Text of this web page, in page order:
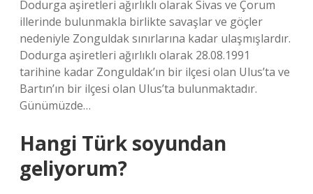
Dodurga aşiretleri ağırlıklı olarak Sivas ve Çorum
illerinde bulunmakla birlikte savaşlar ve göçler
nedeniyle Zonguldak sınırlarına kadar ulaşmışlardır.
Dodurga aşiretleri ağırlıklı olarak 28.08.1991
tarihine kadar Zonguldak’ın bir ilçesi olan Ulus’ta ve
Bartın’ın bir ilçesi olan Ulus’ta bulunmaktadır.
Günümüzde…
Hangi Türk soyundan
geliyorum?